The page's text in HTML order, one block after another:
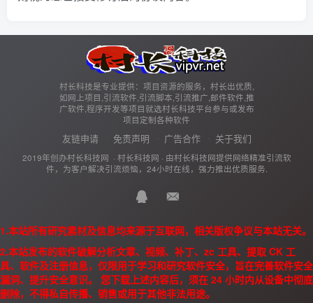
村长科技是专业提供：项目资源的服务，村长出优质,
如网上项目,引流软件,引流脚本,引流推广,邮件软件,推
广软件,程序开发等项目就选村长科技平台参与或发布
项目定制各种软件
友链申请 免责声明 广告合作 关于我们
2019年创办村长科技网 · 村长科技网 · 由村长科技网提供网络精准引流软
件，为客户解决引流烦恼，24小时在线，强力推出优质服务.
1.本站所有研究素材及信息均来源于互联网，相关版权争议与本站无关。
2.本站发布的软件破解分析文章、视频、补丁、zc 工具、提取 CK 工
具、软件及注册信息，仅限用于学习和研究软件安全，旨在完善软件安全
漏洞、提升安全意识。 您下载上述内容后，须在 24 小时内从设备中彻底
删除，不得私自传播、销售或用于其他非法用途。